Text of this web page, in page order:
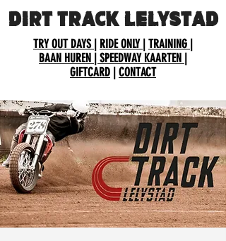
DIRT TRACK LELYSTAD
TRY OUT DAYS RIDE ONLY TRAINING
BAAN HUREN
| SPEEDWAY KAARTEN
GIFTCARD CONTACT